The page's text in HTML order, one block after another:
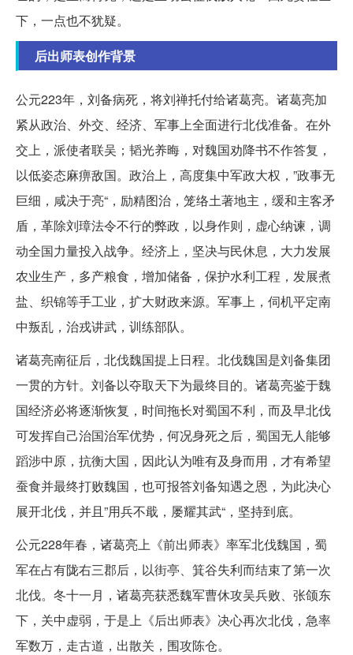
下，一点也不犹疑。
后出师表创作背景
公元223年，刘备病死，将刘禅托付给诸葛亮。诸葛亮加
紧从政治、外交、经济、军事上全面进行北伐准备。在外
交上，派使者联吴；韬光养晦，对魏国劝降书不作答复，
以低姿态麻痹敌国。政治上，高度集中军政大权，”政事无
巨细，咸决于亮“，励精图治，笼络土著地主，缓和主客矛
盾，革除刘璋法令不行的弊政，以身作则，虚心纳谏，调
动全国力量投入战争。经济上，坚决与民休息，大力发展
农业生产，多产粮食，增加储备，保护水利工程，发展煮
盐、织锦等手工业，扩大财政来源。军事上，伺机平定南
中叛乱，治戎讲武，训练部队。
诸葛亮南征后，北伐魏国提上日程。北伐魏国是刘备集团
一贯的方针。刘备以夺取天下为最终目的。诸葛亮鉴于魏
国经济必将逐渐恢复，时间拖长对蜀国不利，而及早北伐
可发挥自己治国治军优势，何况身死之后，蜀国无人能够
蹈涉中原，抗衡大国，因此认为唯有及身而用，才有希望
蚕食并最终打败魏国，也可报答刘备知遇之恩，为此决心
展开北伐，并且”用兵不戢，屡耀其武“，坚持到底。
公元228年春，诸葛亮上《前出师表》率军北伐魏国，蜀
军在占有陇右三郡后，以街亭、箕谷失利而结束了第一次
北伐。冬十一月，诸葛亮获悉魏军曹休攻吴兵败、张颌东
下，关中虚弱，于是上《后出师表》决心再次北伐，急率
军数万，走古道，出散关，围攻陈仓。